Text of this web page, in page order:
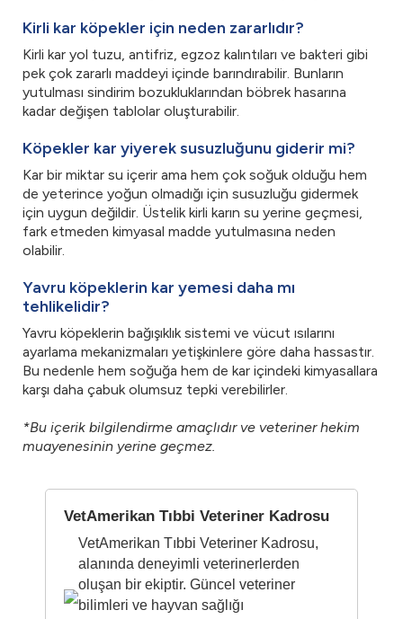
Kirli kar köpekler için neden zararlıdır?
Kirli kar yol tuzu, antifriz, egzoz kalıntıları ve bakteri gibi
pek çok zararlı maddeyi içinde barındırabilir. Bunların
yutulması sindirim bozukluklarından böbrek hasarına
kadar değişen tablolar oluşturabilir.
Köpekler kar yiyerek susuzluğunu giderir mi?
Kar bir miktar su içerir ama hem çok soğuk olduğu hem
de yeterince yoğun olmadığı için susuzluğu gidermek
için uygun değildir. Üstelik kirli karın su yerine geçmesi,
fark etmeden kimyasal madde yutulmasına neden
olabilir.
Yavru köpeklerin kar yemesi daha mı
tehlikelidir?
Yavru köpeklerin bağışıklık sistemi ve vücut ısılarını
ayarlama mekanizmaları yetişkinlere göre daha hassastır.
Bu nedenle hem soğuğa hem de kar içindeki kimyasallara
karşı daha çabuk olumsuz tepki verebilirler.
*Bu içerik bilgilendirme amaçlıdır ve veteriner hekim
muayenesinin yerine geçmez.
VetAmerikan Tıbbi Veteriner Kadrosu
VetAmerikan Tıbbi Veteriner Kadrosu,
alanında deneyimli veterinerlerden
oluşan bir ekiptir. Güncel veteriner
bilimleri ve hayvan sağlığı